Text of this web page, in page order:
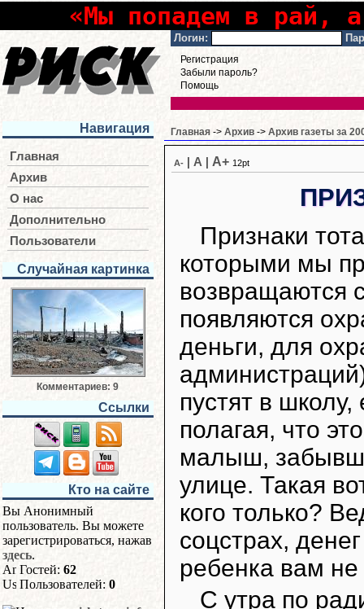
«Мы попадем в рай,
Логин:
Регистрация
Забыли пароль?
Помощь
Навигация
Главная
Архив
О нас
Дополнительно
Пользователи
Случайная картинка
Комментариев: 9
Ссылки
Кто на сайте
Вы Анонимный
пользователь. Вы можете
зарегистрироваться, нажав
здесь.
Гостей: 62
Пользователей: 0
Главная -> Архив -> Архив газеты за
A- A A+ 12pt
Признаки
которыми мы
возвращаются
появляются
деньги, для
пустят в
полагая, что
малыш,
улице. Такая
кого только?
соцстрах,
ребенка вам
С утра по